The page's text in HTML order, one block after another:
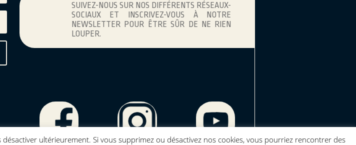
SUIVEZ-NOUS SUR NOS DIFFÉRENTS RÉSEAUX-
SOCIAUX ET INSCRIVEZ-VOUS À NOTRE
NEWSLETTER POUR ÊTRE SÛR DE NE RIEN
LOUPER.
désactiver ultérieurement. Si vous supprimez ou désactivez nos cookies, vous pourriez rencontrer des